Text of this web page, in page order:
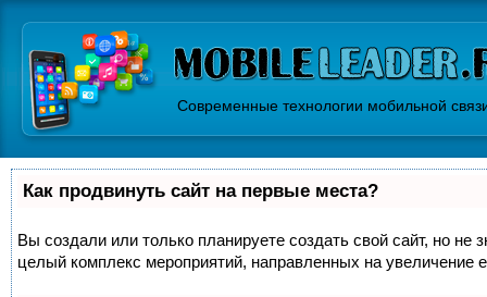
Современные технологии мобильной
Как продвинуть сайт на первые места?
Вы создали или только планируете создать свой сайт, но не
целый комплекс мероприятий, направленных на увеличение